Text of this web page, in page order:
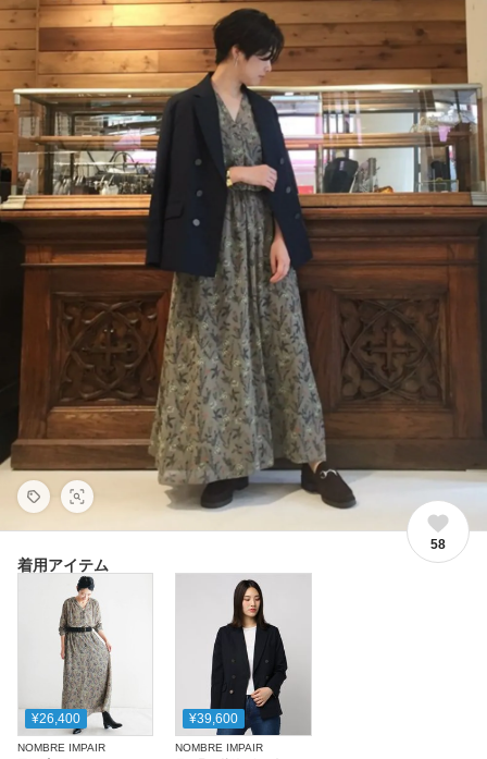
58
着用アイテム
¥26,400
NOMBRE IMPAIR
¥39,600
NOMBRE IMPAIR